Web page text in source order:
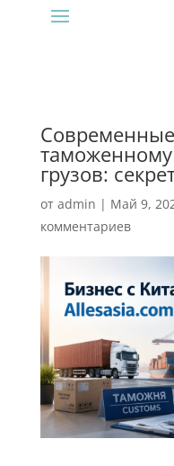
грузов:
от admin | Май 9,
комментариев